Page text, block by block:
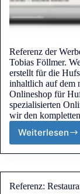
Referenz der
Tobias Föllmer.
erstellt für die
inhaltlich auf dem
Onlineshop für
spezialisierten
wir den
Weiterlesen
Referenz: